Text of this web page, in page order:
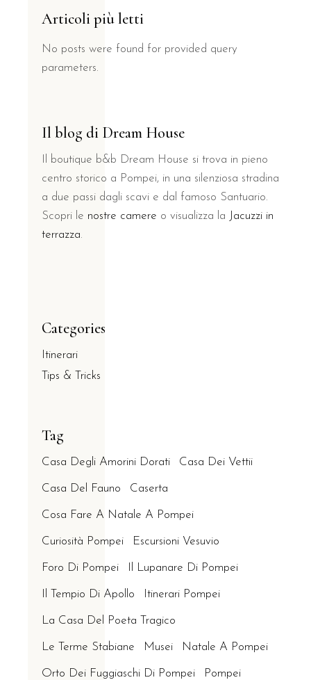
Articoli più letti
No posts were found for provided query
parameters.
Il blog di Dream House
Il boutique b&b Dream House si trova in pieno
centro storico a Pompei, in una silenziosa stradina
a due passi dagli scavi e dal famoso Santuario.
Scopri le nostre camere o visualizza la
Jacuzzi in
terrazza.
Categories
Itinerari
Tips & Tricks
Tag
Casa Degli Amorini Dorati Casa Dei Vettii
Casa Del Fauno Caserta
Cosa Fare A Natale A Pompei
Curiosità Pompei Escursioni Vesuvio
Foro Di Pompei Il Lupanare Di Pompei
Il Tempio Di Apollo Itinerari Pompei
La Casa Del Poeta Tragico
Le Terme Stabiane Musei Natale A Pompei
Orto Dei Fuggiaschi Di Pompei Pompei